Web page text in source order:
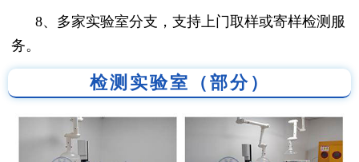
8、多家实验室分支，支持上门取样或寄样检测服
务。
检测实验室（部分）